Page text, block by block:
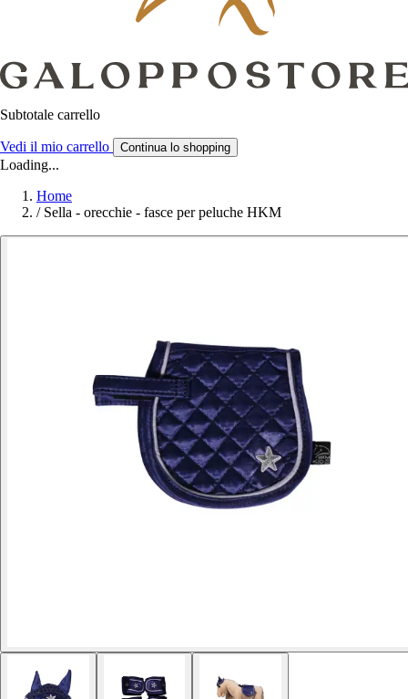
Subtotale carrello
Vedi il mio carrello Continua lo shopping
Loading...
Home
/ Sella - orecchie - fasce per peluche HKM